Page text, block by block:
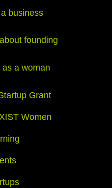
business
founding
as a woman
Grant
Women